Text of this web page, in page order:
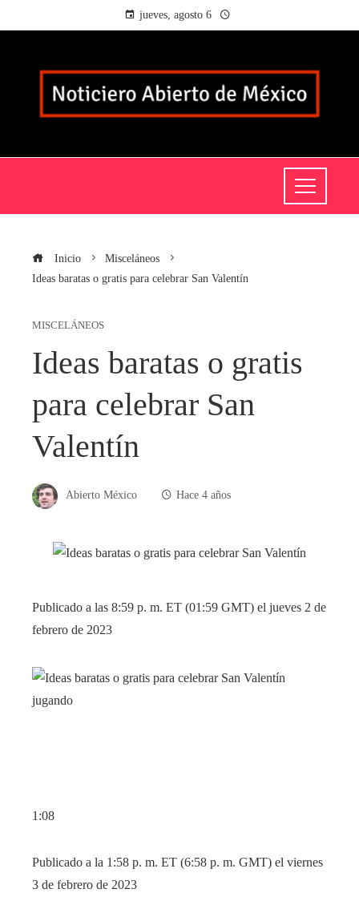
jueves, agosto 6
Inicio
Misceláneos
Ideas baratas o gratis para celebrar San Valentín
MISCELÁNEOS
Ideas baratas o gratis
para celebrar San
Valentín
Abierto México Hace 4 años
Publicado a las 8:59 p. m. ET (01:59 GMT) el jueves 2 de
febrero de 2023
jugando
1:08
Publicado a la 1:58 p. m. ET (6:58 p. m. GMT) el viernes
3 de febrero de 2023